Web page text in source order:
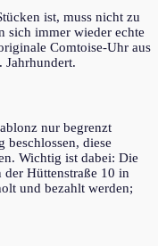
ist, muss nicht zu
sich immer wieder echte
Comtoise-Uhr aus
Jahrhundert.
nur begrenzt
beschlossen, diese
Wichtig ist dabei: Die
Hüttenstraße 10 in
und bezahlt werden;